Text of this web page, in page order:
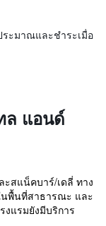
ะมาณและชำระเมื่อ
ล แอนด์
ะสแน็คบาร์/เดลี่ ทาง
นพื้นที่สาธารณะ และ
แรมยังมีบริการ